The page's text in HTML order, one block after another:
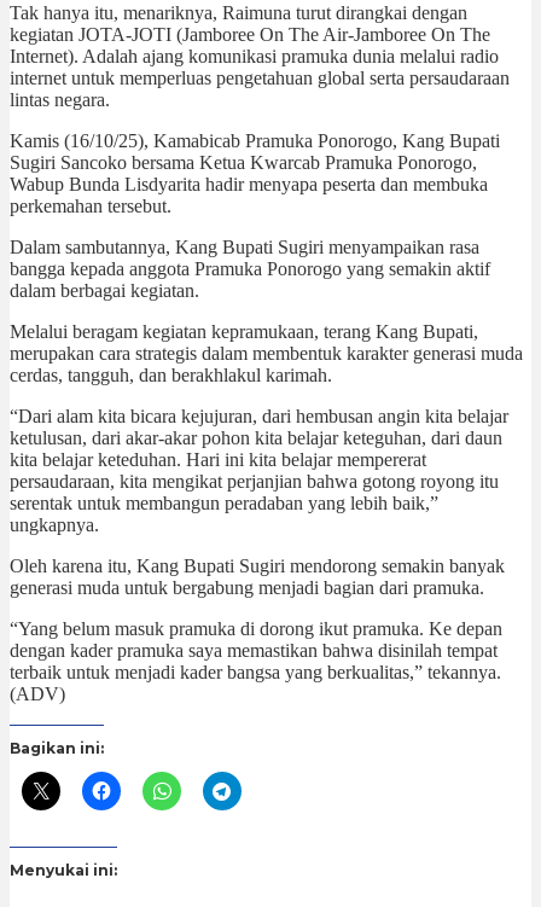
Tak hanya itu, menariknya, Raimuna turut dirangkai dengan
kegiatan JOTA-JOTI (Jamboree On The Air-Jamboree On The
Internet). Adalah ajang komunikasi pramuka dunia melalui radio
internet untuk memperluas pengetahuan global serta persaudaraan
lintas negara.
Kamis (16/10/25), Kamabicab Pramuka Ponorogo, Kang Bupati
Sugiri Sancoko bersama Ketua Kwarcab Pramuka Ponorogo,
Wabup Bunda Lisdyarita hadir menyapa peserta dan membuka
perkemahan tersebut.
Dalam sambutannya, Kang Bupati Sugiri menyampaikan rasa
bangga kepada anggota Pramuka Ponorogo yang semakin aktif
dalam berbagai kegiatan.
Melalui beragam kegiatan kepramukaan, terang Kang Bupati,
merupakan cara strategis dalam membentuk karakter generasi muda
cerdas, tangguh, dan berakhlakul karimah.
“Dari alam kita bicara kejujuran, dari hembusan angin kita belajar
ketulusan, dari akar-akar pohon kita belajar keteguhan, dari daun
kita belajar keteduhan. Hari ini kita belajar mempererat
persaudaraan, kita mengikat perjanjian bahwa gotong royong itu
serentak untuk membangun peradaban yang lebih baik,”
ungkapnya.
Oleh karena itu, Kang Bupati Sugiri mendorong semakin banyak
generasi muda untuk bergabung menjadi bagian dari pramuka.
“Yang belum masuk pramuka di dorong ikut pramuka. Ke depan
dengan kader pramuka saya memastikan bahwa disinilah tempat
terbaik untuk menjadi kader bangsa yang berkualitas,” tekannya.
(ADV)
Bagikan ini:
Menyukai ini: